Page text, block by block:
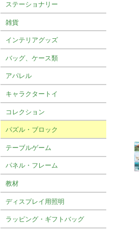
ステーショナリー
雑貨
インテリアグッズ
バッグ、ケース類
アパレル
キャラクタートイ
コレクション
パズル・ブロック
テーブルゲーム
パネル・フレーム
教材
ディスプレイ用照明
ラッピング・ギフトバッグ